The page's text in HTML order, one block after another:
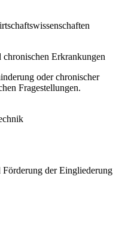
Erkrankungen
oder chronischer
Fragestellungen.
Förderung der Eingliederung